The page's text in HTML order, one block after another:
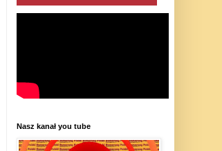
Nasz kanał you tube